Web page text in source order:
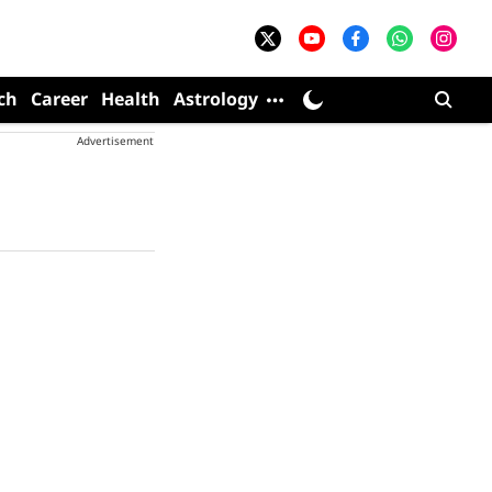
Career Health Astrology
Advertisement